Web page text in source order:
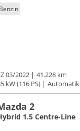
Benzin
03/2022
41.228 km
kW (116 PS)
Automatik
2
1.5 Centre-Line